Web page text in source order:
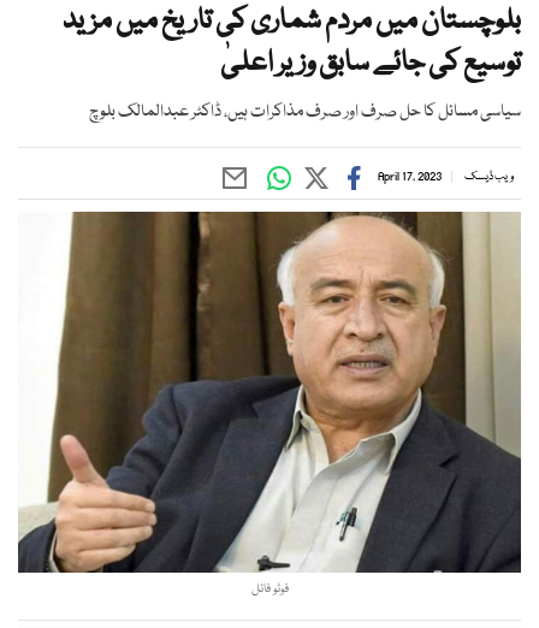
بلوچستان میں مردم شماری کی تاریخ میں مزید
توسیع کی جائے سابق وزیر اعلیٰ
سیاسی مسائل کا حل صرف اور صرف مذاکرات ہیں، ڈاکٹر عبدالمالک بلوچ
ویب ڈیسک April 17, 2023
فوٹو فائل